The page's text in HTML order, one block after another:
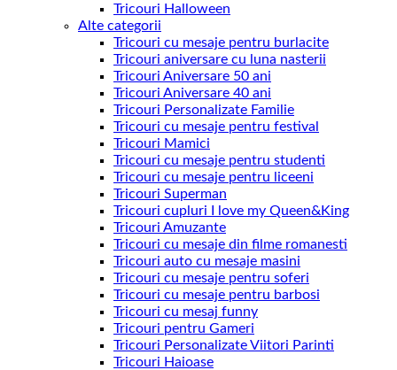
Tricouri Halloween
Alte categorii
Tricouri cu mesaje pentru burlacite
Tricouri aniversare cu luna nasterii
Tricouri Aniversare 50 ani
Tricouri Aniversare 40 ani
Tricouri Personalizate Familie
Tricouri cu mesaje pentru festival
Tricouri Mamici
Tricouri cu mesaje pentru studenti
Tricouri cu mesaje pentru liceeni
Tricouri Superman
Tricouri cupluri I love my Queen&King
Tricouri Amuzante
Tricouri cu mesaje din filme romanesti
Tricouri auto cu mesaje masini
Tricouri cu mesaje pentru soferi
Tricouri cu mesaje pentru barbosi
Tricouri cu mesaj funny
Tricouri pentru Gameri
Tricouri Personalizate Viitori Parinti
Tricouri Haioase